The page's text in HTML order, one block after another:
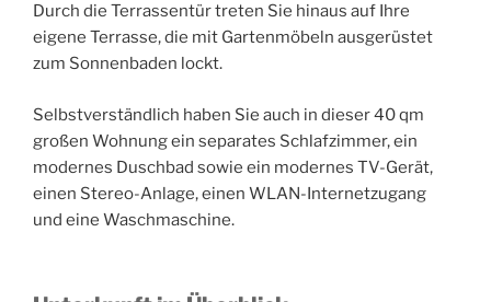
Durch die Terrassentür treten Sie hinaus auf Ihre
eigene Terrasse, die mit Gartenmöbeln ausgerüstet
zum Sonnenbaden lockt.
Selbstverständlich haben Sie auch in dieser 40 qm
großen Wohnung ein separates Schlafzimmer, ein
modernes Duschbad sowie ein modernes TV-Gerät,
einen Stereo-Anlage, einen WLAN-Internetzugang
und eine Waschmaschine.